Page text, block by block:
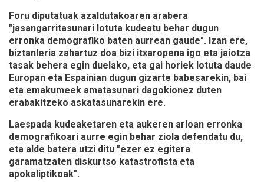
Foru diputatuak azaldutakoaren arabera
"jasangarritasunari lotuta kudeatu behar dugun
erronka demografiko baten aurrean gaude". Izan ere,
biztanleria zahartuz doa bizi itxaropena igo eta jaiotza
tasak behera egin duelako, eta gai horiek lotuta daude
Europan eta Espainian dugun gizarte babesarekin, bai
eta emakumeek amatasunari dagokionez duten
erabakitzeko askatasunarekin ere.
Laespada kudeaketaren eta aukeren arloan erronka
demografikoari aurre egin behar ziola defendatu du,
eta alde batera utzi ditu "ezer ez egitera
garamatzaten diskurtso katastrofista eta
apokaliptikoak".